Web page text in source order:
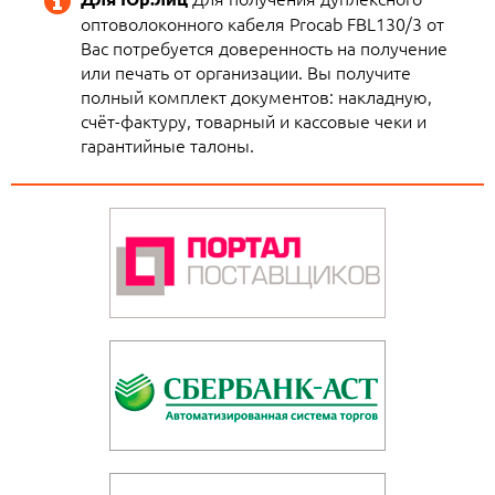
оптоволоконного кабеля Procab FBL130/3 от
Вас потребуется доверенность на получение
или печать от организации. Вы получите
полный комплект документов: накладную,
счёт-фактуру, товарный и кассовые чеки и
гарантийные талоны.